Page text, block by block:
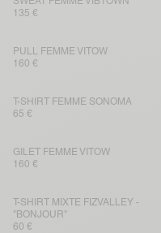
135 €
PULL FEMME VITOW
160 €
T-SHIRT FEMME SONOMA
65 €
GILET FEMME VITOW
160 €
T-SHIRT MIXTE FIZVALLEY -
"BONJOUR"
60 €